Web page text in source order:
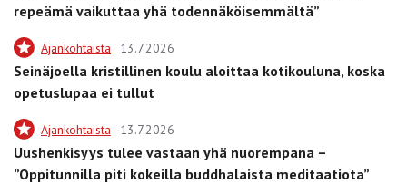
repeämä vaikuttaa yhä todennäköisemmältä”
Ajankohtaista 13.7.2026
Seinäjoella kristillinen koulu aloittaa kotikouluna, koska
opetuslupaa ei tullut
Ajankohtaista 13.7.2026
Uushenkisyys tulee vastaan yhä nuorempana –
”Oppitunnilla piti kokeilla buddhalaista meditaatiota”